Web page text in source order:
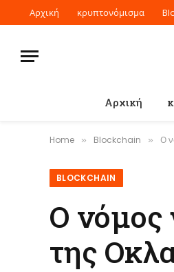
Αρχική κρυπτονόμισμα
Αρχική
Home » Blockchain » Ο
BLOCKCHAIN
Ο νόμος
της